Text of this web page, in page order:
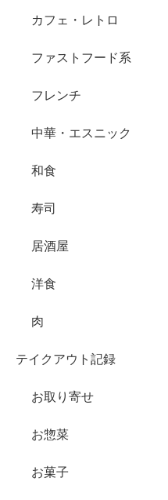
カフェ・レトロ
ファストフード系
フレンチ
中華・エスニック
和食
寿司
居酒屋
洋食
肉
テイクアウト記録
お取り寄せ
お惣菜
お菓子